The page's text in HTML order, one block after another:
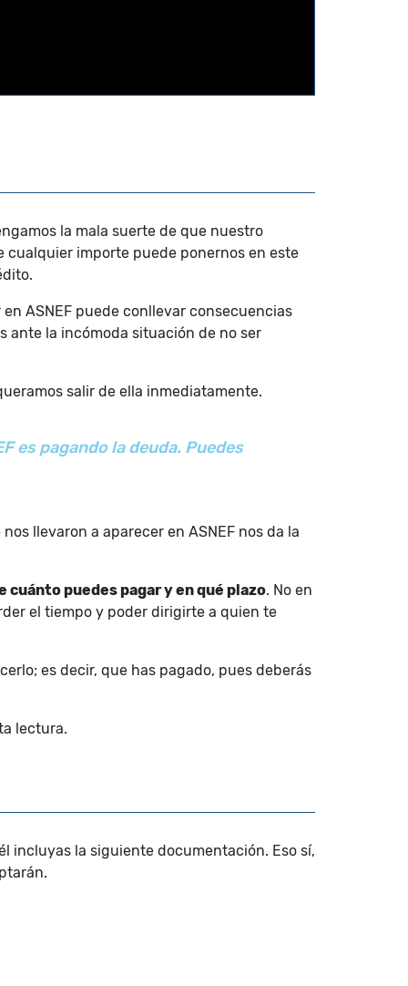
la mala suerte de que nuestro
cualquier importe puede ponernos en este
ASNEF puede conllevar consecuencias
ante la incómoda situación de no ser
salir de ella inmediatamente.
es pagando la deuda. Puedes
llevaron a aparecer en ASNEF nos da la
cuánto puedes pagar y en qué plazo. No en
el tiempo y poder dirigirte a quien te
es decir, que has pagado, pues deberás
lectura.
incluyas la siguiente documentación. Eso sí,